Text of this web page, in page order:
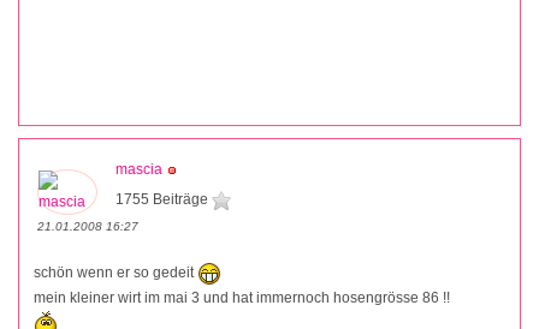
mascia
1755 Beiträge
21.01.2008 16:27
schön wenn er so gedeit
mein kleiner wirt im mai 3 und hat immernoch hosengrösse 86 !!